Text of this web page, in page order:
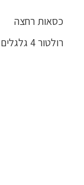
כסאות רחצה
רולטור 4 גלגלים